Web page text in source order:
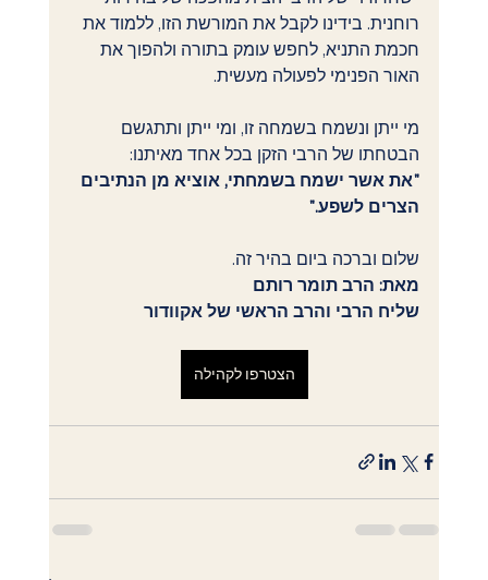
רוחנית. בידינו לקבל את המורשת הזו, ללמוד את
חכמת התניא, לחפש עומק בתורה ולהפוך את
האור הפנימי לפעולה מעשית.
מי ייתן ונשמח בשמחה זו, ומי ייתן ותתגשם
הבטחתו של הרבי הזקן בכל אחד מאיתנו:
"את אשר ישמח בשמחתי, אוציא מן הנתיבים
הצרים לשפע."
שלום וברכה ביום בהיר זה.
מאת: הרב תומר רותם
שליח הרבי והרב הראשי של אקוודור
הצטרפו לקהילה